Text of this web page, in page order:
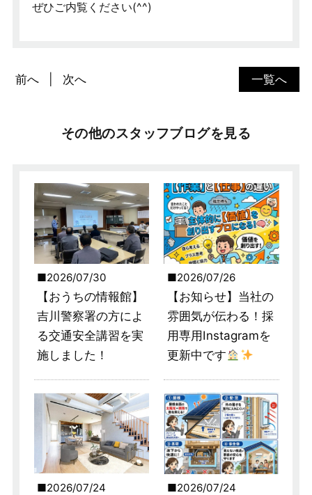
ぜひご内覧ください(^^)
一覧へ
前へ 次へ
その他のスタッフブログを見る
2026/07/30
【おうちの情報館】
吉川警察署の方によ
る交通安全講習を実
施しました！
2026/07/26
【お知らせ】当社の
雰囲気が伝わる！採
用専用Instagramを
更新中です
2026/07/24 2026/07/24